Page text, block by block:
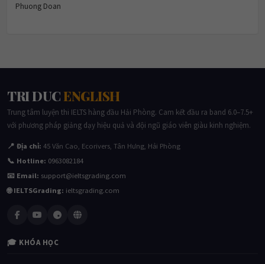
Phuong Doan
TRI DUCENGLISH
Trung tâm luyện thi IELTS hàng đầu Hải Phòng. Cam kết đầu ra band 6.0–7.5+
với phương pháp giảng dạy hiệu quả và đội ngũ giáo viên giàu kinh nghiệm.
📍 Địa chỉ: 45 Văn Cao, Ecorivers, Tân Hưng, Hải Phòng
📞 Hotline: 0963082184
📧 Email: support@ieltsgrading.com
🌐 IELTSGrading: ieltsgrading.com
🎓 KHÓA HỌC